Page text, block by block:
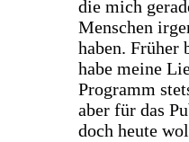
die mich
Menschen
haben. Früher
habe meine
Programm
aber für das
doch heute